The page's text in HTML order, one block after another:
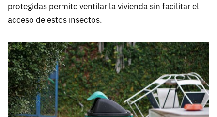
protegidas permite ventilar la vivienda sin facilitar el
acceso de estos insectos.